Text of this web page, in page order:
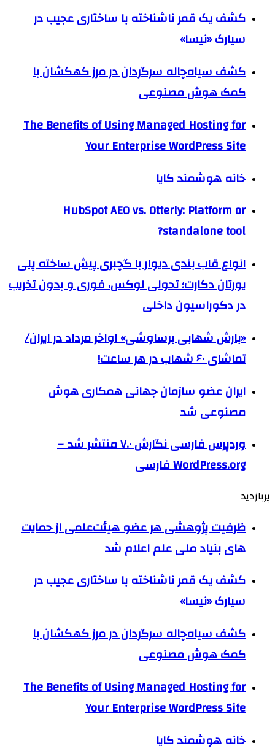
کشف یک قمر ناشناخته با ساختاری عجیب در
سیارک «نیسا»
کشف سیاه‌چاله سرگردان در مرز کهکشان با
کمک هوش مصنوعی
The Benefits of Using Managed Hosting for
Your Enterprise WordPress Site
خانه هوشمند کایا
HubSpot AEO vs. Otterly: Platform or
standalone tool?
انواع قاب بندی دیوار با گچبری پیش ساخته پلی
یورتان دکارت؛ تحولی لوکس، فوری و بدون تخریب
در دکوراسیون داخلی
«بارش شهابی برساوشی» اواخر مرداد در ایران/
تماشای ۶۰ شهاب در هر ساعت!
ایران عضو سازمان جهانی همکاری هوش
مصنوعی شد
وردپرس فارسی نگارش ۷.۰ منتشر شد –
WordPress.org فارسی
پربازدید
ظرفیت پژوهشی هر عضو هیئت‌علمی از حمایت
های بنیاد ملی علم اعلام شد
کشف یک قمر ناشناخته با ساختاری عجیب در
سیارک «نیسا»
کشف سیاه‌چاله سرگردان در مرز کهکشان با
کمک هوش مصنوعی
The Benefits of Using Managed Hosting for
Your Enterprise WordPress Site
خانه هوشمند کایا